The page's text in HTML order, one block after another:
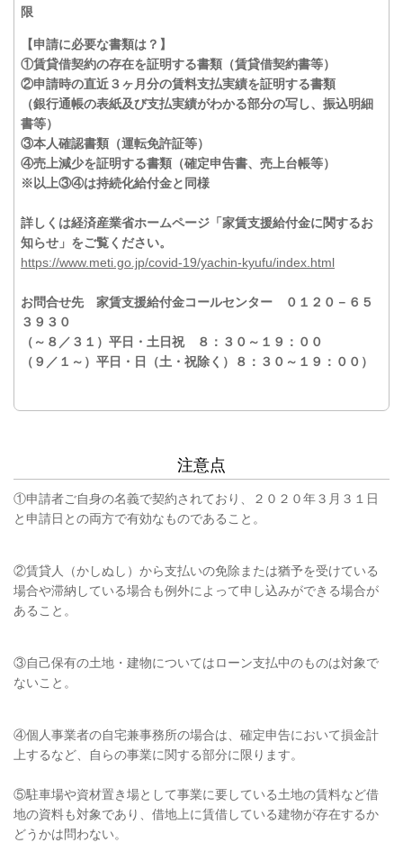
限
【申請に必要な書類は？】
①賃貸借契約の存在を証明する書類（賃貸借契約書等）
②申請時の直近３ヶ月分の賃料支払実績を証明する書類
（銀行通帳の表紙及び支払実績がわかる部分の写し、振込明細
書等）
③本人確認書類（運転免許証等）
④売上減少を証明する書類（確定申告書、売上台帳等）
※以上③④は持続化給付金と同様
詳しくは経済産業省ホームページ「家賃支援給付金に関するお
知らせ」をご覧ください。
https://www.meti.go.jp/covid-19/yachin-kyufu/index.html
お問合せ先 家賃支援給付金コールセンター ０１２０－６５
３９３０
（～８／３１）平日・土日祝 ８：３０～１９：００
（９／１～）平日・日（土・祝除く）８：３０～１９：００）
注意点
①申請者ご自身の名義で契約されており、２０２０年３月３１日
と申請日との両方で有効なものであること。
②賃貸人（かしぬし）から支払いの免除または猶予を受けている
場合や滞納している場合も例外によって申し込みができる場合が
あること。
③自己保有の土地・建物についてはローン支払中のものは対象で
ないこと。
④個人事業者の自宅兼事務所の場合は、確定申告において損金計
上するなど、自らの事業に関する部分に限ります。
⑤駐車場や資材置き場として事業に要している土地の賃料など借
地の資料も対象であり、借地上に賃借している建物が存在するか
どうかは問わない。